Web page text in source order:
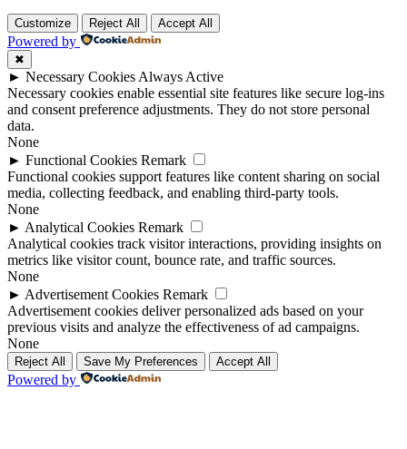
Customize Reject All Accept All
Powered by
✖
► Necessary CookiesAlways Active
Necessary cookies enable essential site features like secure log-ins
and consent preference adjustments. They do not store personal
data.
None
► Functional Cookies Remark
Functional cookies support features like content sharing on social
media, collecting feedback, and enabling third-party tools.
None
► Analytical Cookies Remark
Analytical cookies track visitor interactions, providing insights on
metrics like visitor count, bounce rate, and traffic sources.
None
► Advertisement Cookies Remark
Advertisement cookies deliver personalized ads based on your
previous visits and analyze the effectiveness of ad campaigns.
None
Reject All Save My Preferences Accept All
Powered by